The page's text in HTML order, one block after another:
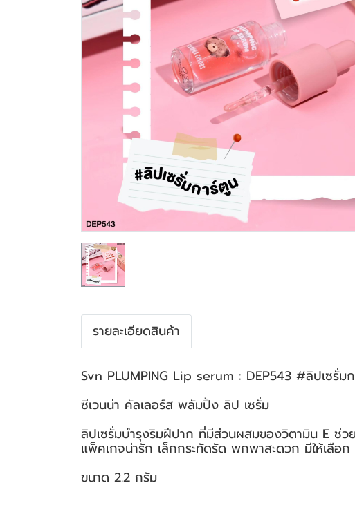
รายละเอียดสินค้า
Svn PLUMPING Lip serum : DEP543 #ลิปเซรั่ม
ซีเวนน่า คัลเลอร์ส พลัมปิ้ง ลิป เซรั่ม
ลิปเซรั่มบำรุงริมฝีปาก ที่มีส่วนผสมของวิตามิน E ช่ว
แพ็คเกจน่ารัก เล็กกระทัดรัด พกพาสะดวก มีให้เลือก
ขนาด 2.2 กรัม